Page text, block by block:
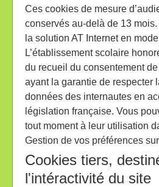
Ces cookies de mesure
conservés au-delà de 13
la solution AT Internet en
L’établissement scolaire
du recueil du consentement de
ayant la garantie de respecter
données des internautes en
législation française. Vous
tout moment à leur utilisation
Gestion de vos préférences
Cookies tiers,
l'intéractivité du site